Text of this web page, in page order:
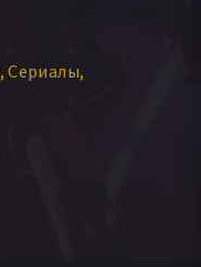
Сериалы